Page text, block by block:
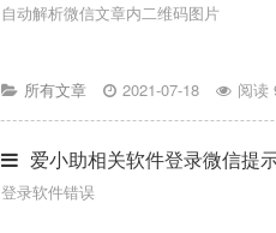
自动解析微信文章内二维码图片
所有文章 2021-07-18 阅读
爱小助相关软件登录微信提
登录软件错误